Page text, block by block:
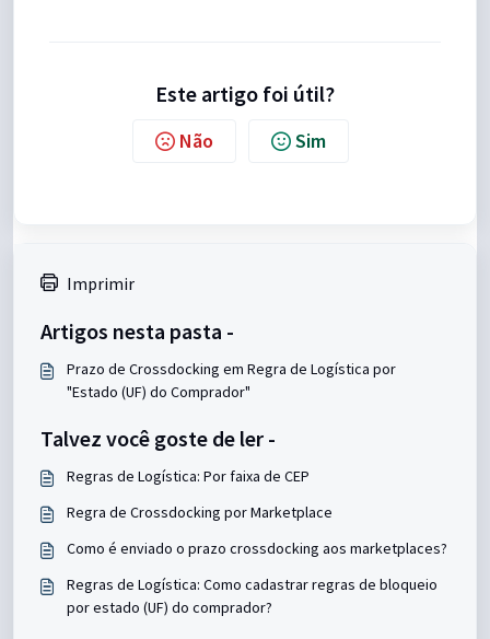
Este artigo foi útil?
Não Sim
Imprimir
Artigos nesta pasta -
Prazo de Crossdocking em Regra de Logística por
"Estado (UF) do Comprador"
Talvez você goste de ler -
Regras de Logística: Por faixa de CEP
Regra de Crossdocking por Marketplace
Como é enviado o prazo crossdocking aos marketplaces?
Regras de Logística: Como cadastrar regras de bloqueio
por estado (UF) do comprador?